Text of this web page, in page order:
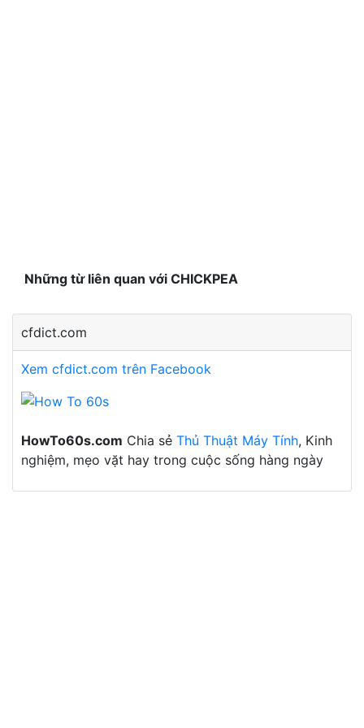
Những từ liên quan với CHICKPEA
cfdict.com
Xem cfdict.com trên Facebook
HowTo60s.com Chia sẻ Thủ Thuật Máy Tính, Kinh
nghiệm, mẹo vặt hay trong cuộc sống hàng ngày